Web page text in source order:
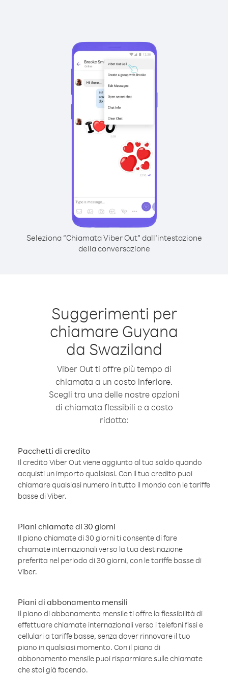
Seleziona “Chiamata Viber Out” dall’intestazione
della conversazione
Suggerimenti per
chiamare Guyana
da Swaziland
Viber Out ti offre più tempo di
chiamata a un costo inferiore.
Scegli tra una delle nostre opzioni
di chiamata flessibili e a costo
ridotto:
Pacchetti di credito
Il credito Viber Out viene aggiunto al tuo saldo quando
acquisti un importo qualsiasi. Con il tuo credito puoi
chiamare qualsiasi numero in tutto il mondo con le tariffe
basse di Viber.
Piani chiamate di 30 giorni
Il piano chiamate di 30 giorni ti consente di fare
chiamate internazionali verso la tua destinazione
preferita nel periodo di 30 giorni, con le tariffe basse di
Viber.
Piani di abbonamento mensili
Il piano di abbonamento mensile ti offre la flessibilità di
effettuare chiamate internazionali verso i telefoni fissi e
cellulari a tariffe basse, senza dover rinnovare il tuo
piano in qualsiasi momento. Con il piano di
abbonamento mensile puoi risparmiare sulle chiamate
che stai già facendo.